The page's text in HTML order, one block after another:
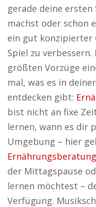
gerade deine
machst oder schon
ein gut konzipierter
Spiel zu
größten Vorzüge
mal, was es in
entdecken gibt:
bist nicht an fixe
lernen, wann es dir
Umgebung – hier
der Mittagspause
lernen möchtest –
Verfügung.